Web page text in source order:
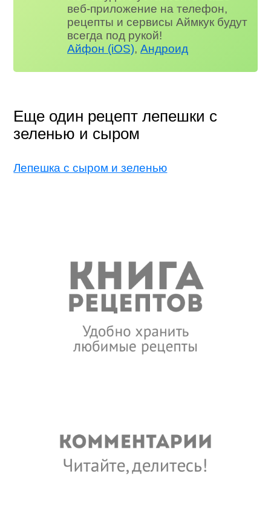
веб-приложение на телефон,
рецепты и сервисы Аймкук будут
всегда под рукой!
Айфон (iOS),Андроид
Еще один рецепт лепешки с
зеленью и сыром
Лепешка с сыром и зеленью